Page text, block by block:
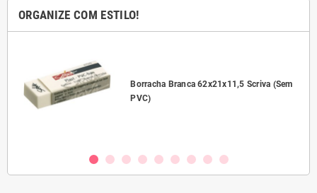
ORGANIZE COM ESTILO!
Borracha Branca 62x21x11,5 Scriva (Sem
PVC)